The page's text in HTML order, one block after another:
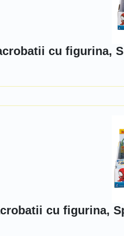
cu figurina,
cu figurina,